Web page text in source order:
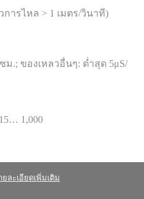
การไหล > 1 เมตร/วินาที)
.; ของเหลวอื่นๆ: ต่ำสุด 5μS/
1,000
ละเอียดเพิ่มเติม